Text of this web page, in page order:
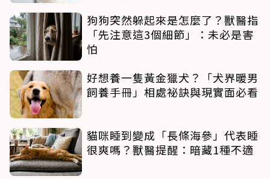
狗狗突然躲起來是怎麼了？獸醫指
「先注意這3個細節」：未必是害
怕
好想養一隻黃金獵犬？「犬界暖男
飼養手冊」相處祕訣與現實面必看
貓咪睡到變成「長條海參」代表睡
很爽嗎？獸醫提醒：暗藏1種不適